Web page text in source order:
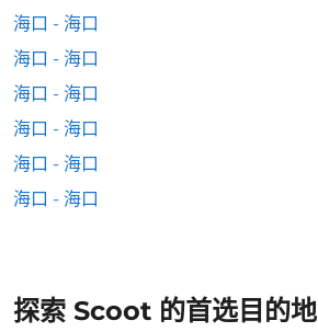
海口 - 海口
海口 - 海口
海口 - 海口
海口 - 海口
海口 - 海口
海口 - 海口
探索 Scoot 的首选目的地